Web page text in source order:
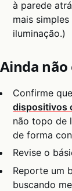
à parede
mais
iluminação.)
Ainda não
Confirme
dispositivos
não topo de
de forma
Revise o
Reporte um
buscando